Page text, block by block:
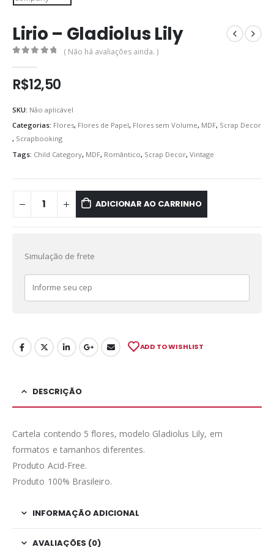
Lirio – Gladiolus Lily
( Não há avaliações ainda. )
R$12,50
SKU: Não aplicável
Categorias: Flores, Flores de Papel, Flores sem Volume, MDF, Scrap Decor
, Scrapbooking
Tags: Child Category, MDF, Romântico, Scrap Decor, Vintage
ADICIONAR AO CARRINHO
Simulação de frete
ADD TO WISHLIST
DESCRIÇÃO
Cartela contendo 5 flores, modelo Gladiolus Lily, em
formatos e tamanhos diferentes.
Produto Acid-Free.
Produto 100% Brasileiro.
INFORMAÇÃO ADICIONAL
AVALIAÇÕES (0)